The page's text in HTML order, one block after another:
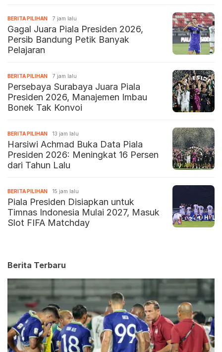
BERITA PILIHAN 7 jam lalu
Gagal Juara Piala Presiden 2026,
Persib Bandung Petik Banyak
Pelajaran
BERITA PILIHAN 7 jam lalu
Persebaya Surabaya Juara Piala
Presiden 2026, Manajemen Imbau
Bonek Tak Konvoi
BERITA PILIHAN 13 jam lalu
Harsiwi Achmad Buka Data Piala
Presiden 2026: Meningkat 16 Persen
dari Tahun Lalu
BERITA PILIHAN 15 jam lalu
Piala Presiden Disiapkan untuk
Timnas Indonesia Mulai 2027, Masuk
Slot FIFA Matchday
Berita Terbaru